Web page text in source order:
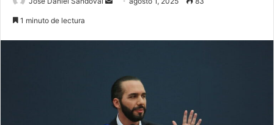
1 minuto de lectura